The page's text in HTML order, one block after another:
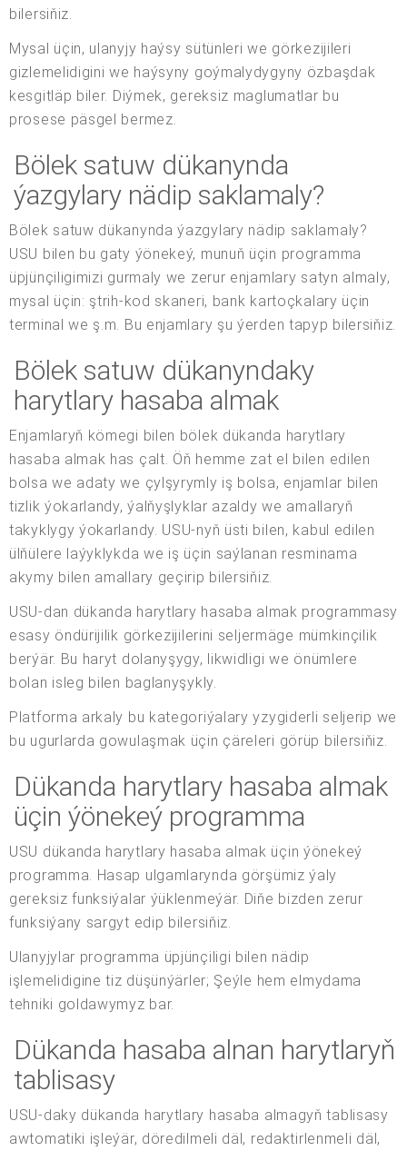
bilersiňiz.
Mysal üçin, ulanyjy haýsy sütünleri we görkezijileri
gizlemelidigini we haýsyny goýmalydygyny özbaşdak
kesgitläp biler. Diýmek, gereksiz maglumatlar bu
prosese päsgel bermez.
Bölek satuw dükanynda
ýazgylary nädip saklamaly?
Bölek satuw dükanynda ýazgylary nädip saklamaly?
USU bilen bu gaty ýönekeý, munuň üçin programma
üpjünçiligimizi gurmaly we zerur enjamlary satyn almaly,
mysal üçin: ştrih-kod skaneri, bank kartoçkalary üçin
terminal we ş.m. Bu enjamlary şu ýerden tapyp bilersiňiz.
Bölek satuw dükanyndaky
harytlary hasaba almak
Enjamlaryň kömegi bilen bölek dükanda harytlary
hasaba almak has çalt. Öň hemme zat el bilen edilen
bolsa we adaty we çylşyrymly iş bolsa, enjamlar bilen
tizlik ýokarlandy, ýalňyşlyklar azaldy we amallaryň
takyklygy ýokarlandy. USU-nyň üsti bilen, kabul edilen
ülňülere laýyklykda we iş üçin saýlanan resminama
akymy bilen amallary geçirip bilersiňiz.
USU-dan dükanda harytlary hasaba almak programmasy
esasy öndürijilik görkezijilerini seljermäge mümkinçilik
berýär. Bu haryt dolanyşygy, likwidligi we önümlere
bolan isleg bilen baglanyşykly.
Platforma arkaly bu kategoriýalary yzygiderli seljerip we
bu ugurlarda gowulaşmak üçin çäreleri görüp bilersiňiz.
Dükanda harytlary hasaba almak
üçin ýönekeý programma
USU dükanda harytlary hasaba almak üçin ýönekeý
programma. Hasap ulgamlarynda görşümiz ýaly
gereksiz funksiýalar ýüklenmeýär. Diňe bizden zerur
funksiýany sargyt edip bilersiňiz.
Ulanyjylar programma üpjünçiligi bilen nädip
işlemelidigine tiz düşünýärler; Şeýle hem elmydama
tehniki goldawymyz bar.
Dükanda hasaba alnan harytlaryň
tablisasy
USU-daky dükanda harytlary hasaba almagyň tablisasy
awtomatiki işleýär, döredilmeli däl, redaktirlenmeli däl,